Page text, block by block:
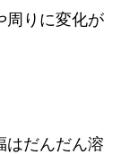
周りに変化が
はだんだん溶